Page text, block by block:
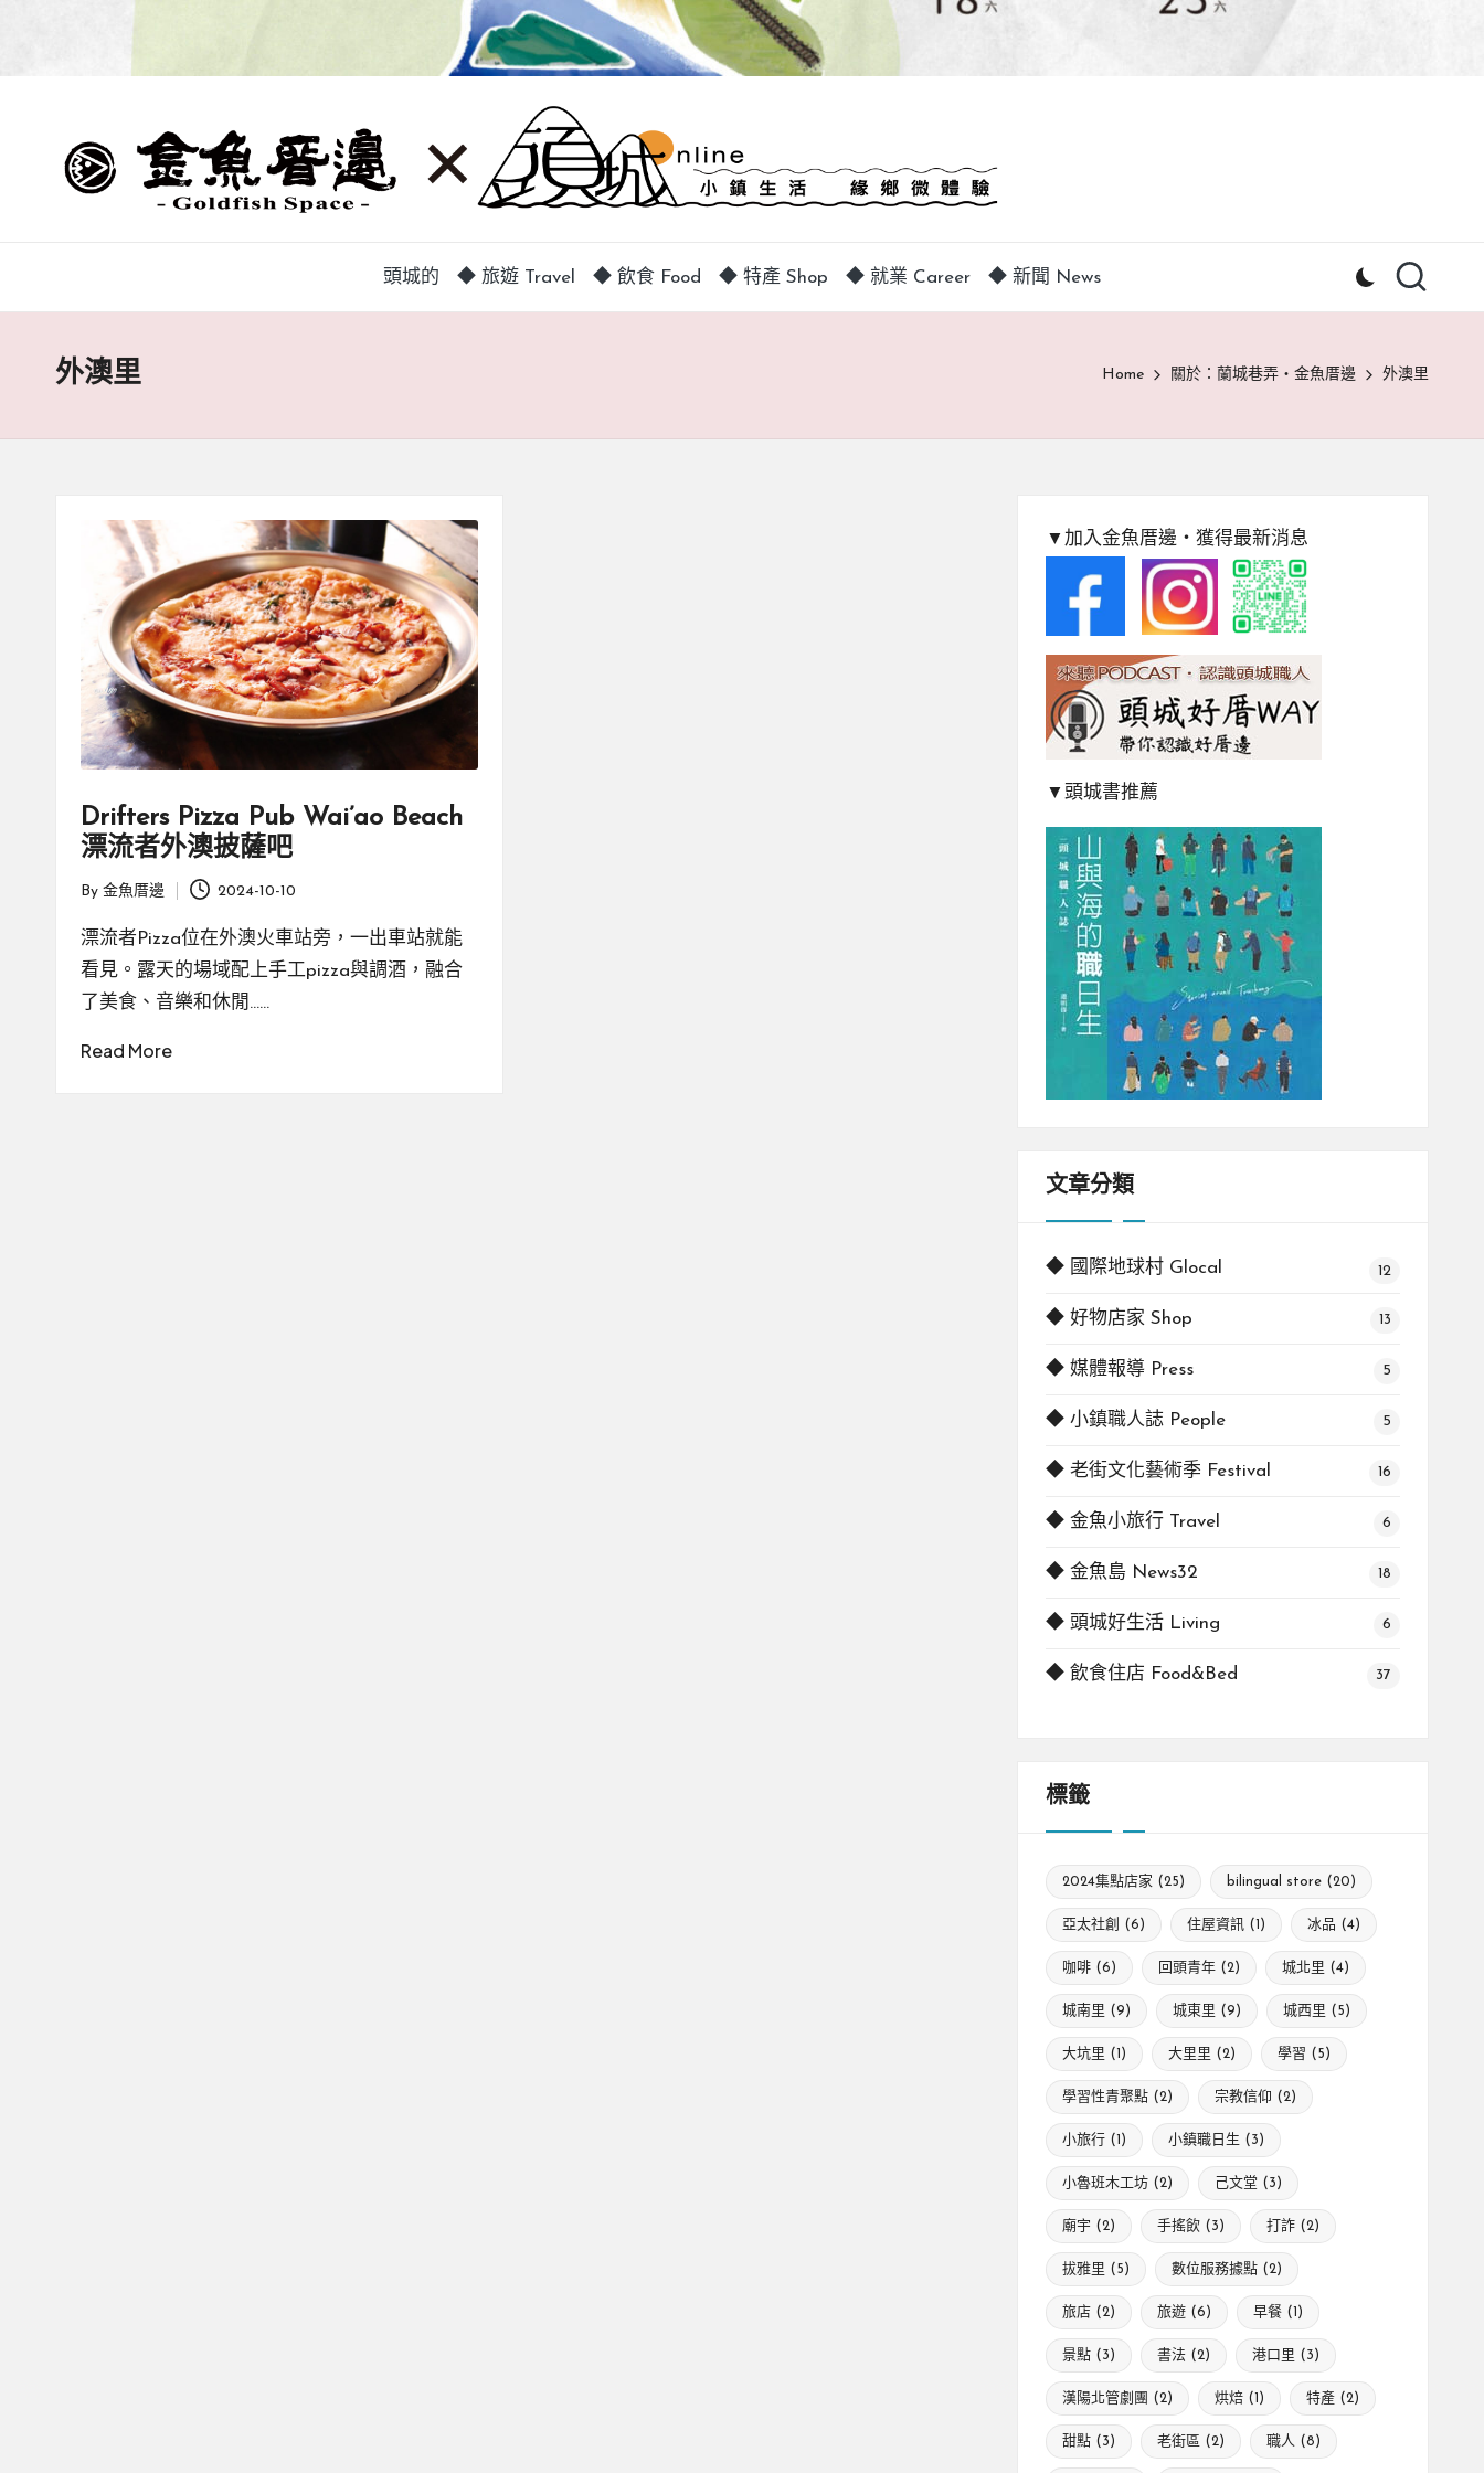
城
|
金
緣
鄉
微
體
驗
城
地
致
力
成
頭城的 ◆ 旅遊 Travel ◆ 飲食 Food ◆ 特產 Shop ◆ 就業 Career ◆ 新聞 News
外澳里 Home 關於：蘭城巷弄‧金魚厝邊 外澳里
Drifters Pizza Pub Wai’ao Beach
漂流者外澳披薩吧
Posted
by
By 金魚厝邊 2024-10-10
漂流者Pizza位在外澳火車站旁，一出車站就能
看見。露天的場域配上手工pizza與調酒，融合
了美食、音樂和休閒……
Read More
▼加入金魚厝邊‧獲得最新消息
▼頭城書推薦
文章分類
◆ 國際地球村 Glocal 12
◆ 好物店家 Shop 13
◆ 媒體報導 Press 5
◆ 小鎮職人誌 People 5
◆ 老街文化藝術季 Festival 16
◆ 金魚小旅行 Travel 6
◆ 金魚島 News32 18
◆ 頭城好生活 Living 6
◆ 飲食住店 Food&Bed 37
標籤
2024集點店家 (25) bilingual store(20)
亞太社創 (6) 住屋資訊(1) 冰品 (4)
咖啡(6) 回頭青年(2) 城北里 (4)
城南里 (9) 城東里 (9) 城西里 (5)
大坑里 (1) 大里里 (2) 學習 (5)
學習性青聚點(2) 宗教信仰 (2)
小旅行(1) 小鎮職日生 (3)
小魯班木工坊(2) 己文堂 (3)
廟宇 (2) 手搖飲(3) 打詐(2)
拔雅里 (5) 數位服務據點(2)
旅店 (2) 旅遊(6) 早餐(1)
景點(3) 書法(2) 港口里 (3)
漢陽北管劇團 (2) 烘焙(1) 特產(2)
甜點(3) 老街區 (2) 職人 (8)